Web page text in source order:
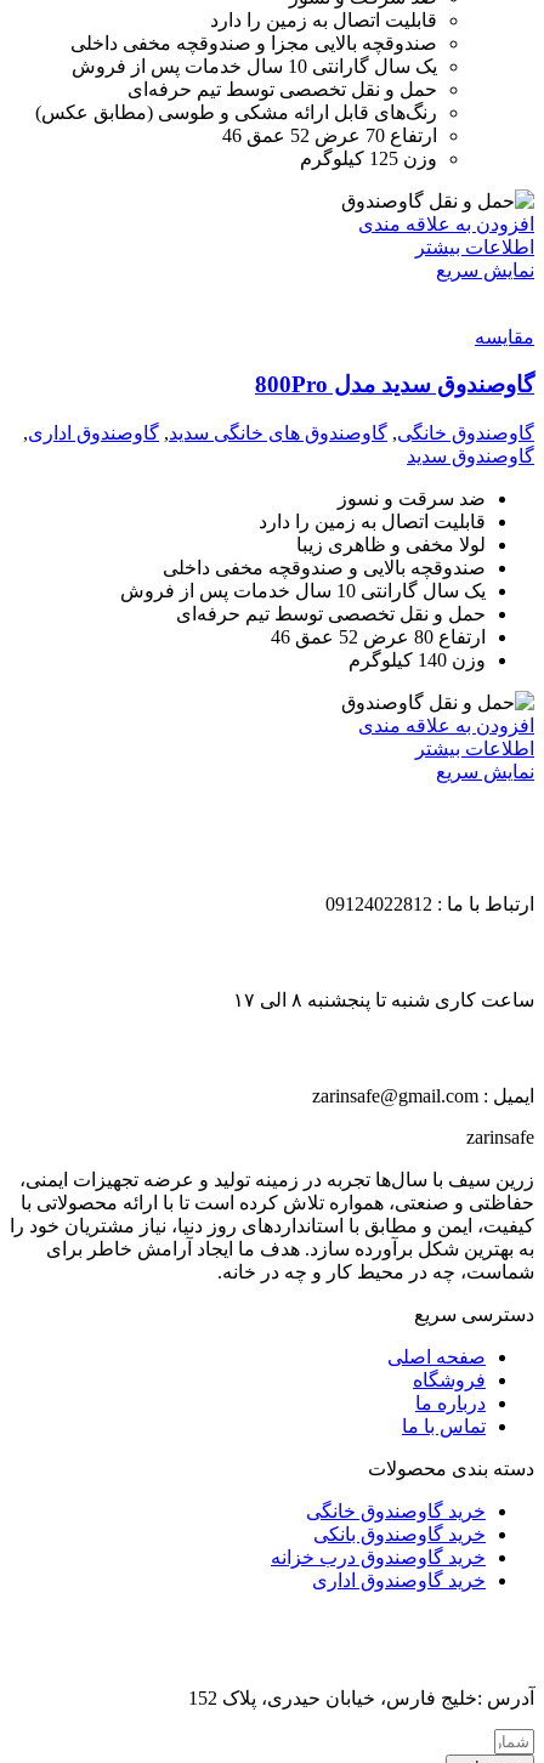
قابلیت اتصال به زمین را دارد
صندوقچه بالایی مجزا و صندوقچه مخفی داخلی
یک سال گارانتی 10 سال خدمات پس از فروش
حمل و نقل تخصصی توسط تیم حرفه‌ای
رنگ‌های قابل ارائه مشکی و طوسی (مطابق عکس)
ارتفاع 70 عرض 52 عمق 46
وزن 125 کیلوگرم
افزودن به علاقه مندی
اطلاعات بیشتر
نمایش سریع
مقايسه
گاوصندوق سدید مدل 800Pro
گاوصندوق خانگی, گاوصندوق های خانگی سدید, گاوصندوق اداری,
گاوصندوق سدید
ضد سرقت و نسوز
قابلیت اتصال به زمین را دارد
لولا مخفی و ظاهری زیبا
صندوقچه بالایی و صندوقچه مخفی داخلی
یک سال گارانتی 10 سال خدمات پس از فروش
حمل و نقل تخصصی توسط تیم حرفه‌ای
ارتفاع 80 عرض 52 عمق 46
وزن 140 کیلوگرم
افزودن به علاقه مندی
اطلاعات بیشتر
نمایش سریع
ارتباط با ما : 09124022812
ساعت کاری شنبه تا پنجشنبه ۸ الی ۱۷
ایمیل : zarinsafe@gmail.com
zarinsafe
زرین سیف با سال‌ها تجربه در زمینه تولید و عرضه تجهیزات ایمنی،
حفاظتی و صنعتی، همواره تلاش کرده است تا با ارائه محصولاتی با
کیفیت، ایمن و مطابق با استانداردهای روز دنیا، نیاز مشتریان خود را
به بهترین شکل برآورده سازد. هدف ما ایجاد آرامش خاطر برای
شماست، چه در محیط کار و چه در خانه.
دسترسی سریع
صفحه اصلی
فروشگاه
درباره ما
تماس با ما
دسته بندی محصولات
خرید گاوصندوق خانگی
خرید گاوصندوق بانکی
خرید گاوصندوق درب خزانه
خرید گاوصندوق اداری
آدرس :خلیج فارس، خیابان حیدری، پلاک 152